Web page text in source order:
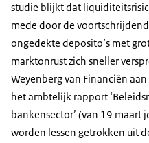
studie blijkt dat
mede door de
ongedekte deposito’s met
marktonrust zich sneller
Weyenberg van Financiën
het ambtelijk rapport
bankensector’ (van 19
worden lessen getrokken uit